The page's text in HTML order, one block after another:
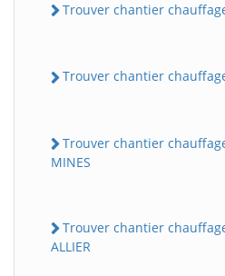
Trouver chantier
Trouver chantier chauffage
Trouver chantier chauffage
MINES
Trouver chantier
ALLIER